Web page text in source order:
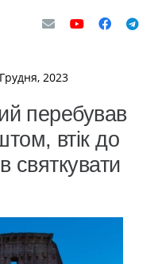
2023
перебував
втік до
святкувати